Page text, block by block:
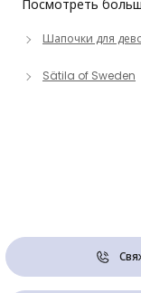
Посмотреть
Шапочки для
Sätila of Sweden